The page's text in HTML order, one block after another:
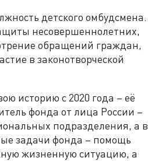
детского омбудсмена.
несовершеннолетних,
обращений граждан,
в законотворческой
историю с 2020 года – её
фонда от лица России –
подразделения, а в
задачи фонда – помощь
жизненную ситуацию, а